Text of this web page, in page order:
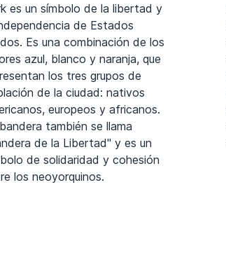
es un símbolo de la libertad y
de Estados
Es una combinación de los
azul, blanco y naranja, que
los tres grupos de
de la ciudad: nativos
europeos y africanos.
también se llama
de la Libertad" y es un
de solidaridad y cohesión
los neoyorquinos.